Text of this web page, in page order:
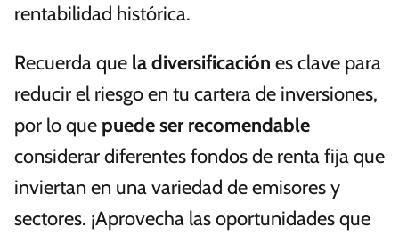
rentabilidad histórica.
Recuerda que la diversificación es clave para
reducir el riesgo en tu cartera de inversiones,
por lo que puede ser recomendable
considerar diferentes fondos de renta fija que
inviertan en una variedad de emisores y
sectores. ¡Aprovecha las oportunidades que